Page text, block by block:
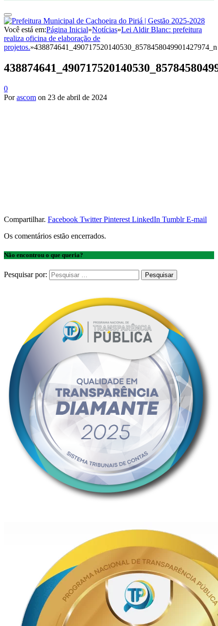
Você está em:Página Inicial»Notícias»Lei Aldir Blanc: prefeitura
realiza oficina de elaboração de
projetos.»438874641_490717520140530_8578458049901427974_n
0
Porascom on 23 de abril de 2024
Compartilhar. Facebook Twitter Pinterest LinkedIn Tumblr E-mail
Os comentários estão encerrados.
Não encontrou o que queria?
Pesquisar por: